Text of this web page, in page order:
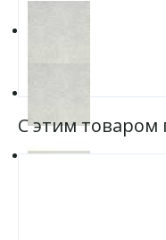
С этим товаром